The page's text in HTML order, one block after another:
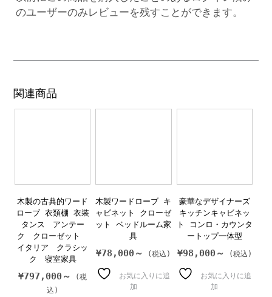
のユーザーのみレビューを残すことができます。
関連商品
木製の古典的ワード
ローブ 衣類棚 衣装
タンス アンテー
ク クローゼット
イタリア クラシッ
ク 寝室家具
¥797,000～
木製ワードローブ キ
ャビネット クローゼ
ット ベッドルーム家
具
¥78,000～
お気に入りに追
加
豪華なデザイナーズ
キッチンキャビネッ
ト コンロ・カウンタ
ートップ一体型
¥98,000～
お気に入りに追
加